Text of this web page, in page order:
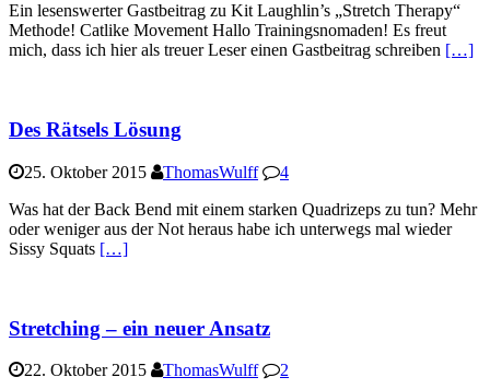
Ein lesenswerter Gastbeitrag zu Kit Laughlin’s „Stretch Therapy“
Methode! Catlike Movement Hallo Trainingsnomaden! Es freut
mich, dass ich hier als treuer Leser einen Gastbeitrag schreiben […]
Des Rätsels Lösung
25. Oktober 2015 ThomasWulff
4
Was hat der Back Bend mit einem starken Quadrizeps zu tun? Mehr
oder weniger aus der Not heraus habe ich unterwegs mal wieder
Sissy Squats […]
Stretching – ein neuer Ansatz
22. Oktober 2015 ThomasWulff
2